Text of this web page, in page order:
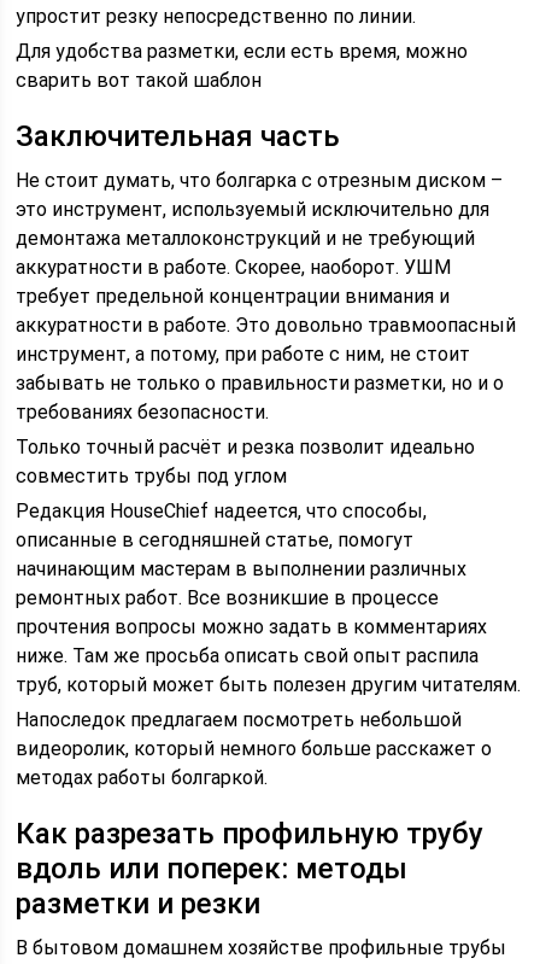
упростит резку непосредственно по линии.
Для удобства разметки, если есть время, можно
сварить вот такой шаблон
Заключительная часть
Не стоит думать, что болгарка с отрезным диском –
это инструмент, используемый исключительно для
демонтажа металлоконструкций и не требующий
аккуратности в работе. Скорее, наоборот. УШМ
требует предельной концентрации внимания и
аккуратности в работе. Это довольно травмоопасный
инструмент, а потому, при работе с ним, не стоит
забывать не только о правильности разметки, но и о
требованиях безопасности.
Только точный расчёт и резка позволит идеально
совместить трубы под углом
Редакция HouseChief надеется, что способы,
описанные в сегодняшней статье, помогут
начинающим мастерам в выполнении различных
ремонтных работ. Все возникшие в процессе
прочтения вопросы можно задать в комментариях
ниже. Там же просьба описать свой опыт распила
труб, который может быть полезен другим читателям.
Напоследок предлагаем посмотреть небольшой
видеоролик, который немного больше расскажет о
методах работы болгаркой.
Как разрезать профильную трубу
вдоль или поперек: методы
разметки и резки
В бытовом домашнем хозяйстве профильные трубы